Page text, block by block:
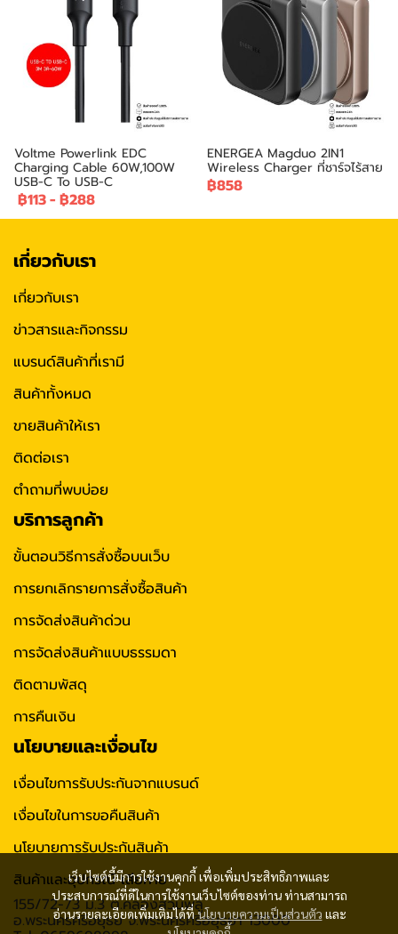
Voltme Powerlink EDC
Charging Cable 60W,100W
USB-C To USB-C
฿113- ฿288
ENERGEA Magduo 2IN1
Wireless Charger ที่ชาร์จไร้สาย
฿858
เว็บไซต์นี้มีการใช้งานคุกกี้ เพื่อเพิ่มประสิทธิภาพและ
ประสบการณ์ที่ดีในการใช้งานเว็บไซต์ของท่าน ท่านสามารถ
อ่านรายละเอียดเพิ่มเติมได้ที่นโยบายความเป็นส่วนตัว และ
เกี่ยวกับเรา
เกี่ยวกับเรา
ข่าวสารและกิจกรรม
แบรนด์สินค้าที่เรามี
สินค้าทั้งหมด
ขายสินค้าให้เรา
ติดต่อเรา
ตำถามที่พบบ่อย
บริการลูกค้า
ขั้นตอนวิธีการสั่งซื้อบนเว็บ
การยกเลิกรายการสั่งซื้อสินค้า
การจัดส่งสินค้าด่วน
การจัดส่งสินค้าแบบธรรมดา
ติดตามพัสดุ
การคืนเงิน
นโยบายและเงื่อนไข
เงื่อนไขการรับประกันจากแบรนด์
เงื่อนไขในการขอคืนสินค้า
นโยบายการรับประกันสินค้า
สินค้าและอุปกรณ์ เสียหาย
155/72-73 ม.3 ต.คลองสวนพลู
อ.พระนครศรีอยุธย จ.พระนครศรีอยุธยา 13000